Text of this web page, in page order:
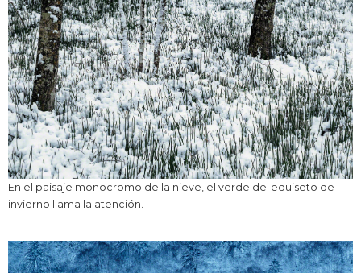
En el paisaje monocromo de la nieve, el verde del equiseto de
invierno llama la atención.